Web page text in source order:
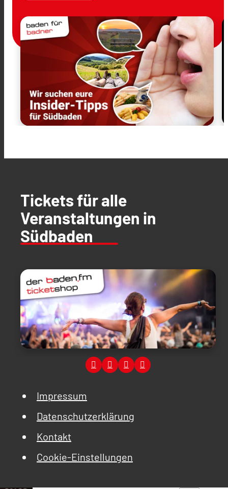
Tickets für alle
Veranstaltungen in
Südbaden
Impressum
Datenschutzerklärung
Kontakt
Cookie-Einstellungen